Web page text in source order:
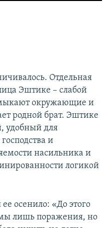
Отдельная
Эштике – слабой
окружающие и
родной брат. Эштике
удобный для
и
насильника и
логикой
осенило: «До этого
лишь поражения, но